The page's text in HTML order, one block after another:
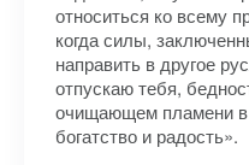
относиться ко всему
когда силы,
направить в другое
отпускаю тебя,
очищающем пламени в
богатство и радость».